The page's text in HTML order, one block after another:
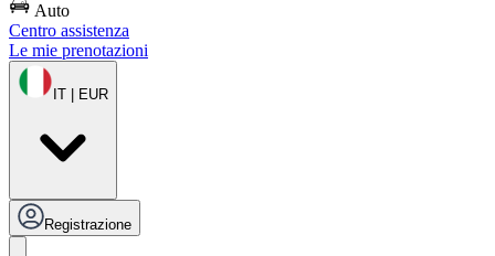
Auto
Centro assistenza
Le mie prenotazioni
IT | EUR
Registrazione